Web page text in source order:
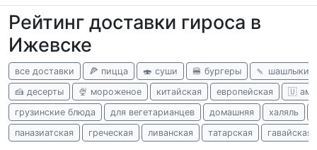
Рейтинг доставки гироса в
Ижевске
все доставки 🍕 пицца 🍣 суши 🍔 бургеры
🍡 шашлыки
🍰 десерты
🍨 мороженое китайская европейская
🇺
грузинские блюда
для вегетарианцев домашняя халяль
паназиатская
греческая ливанская татарская гавайская